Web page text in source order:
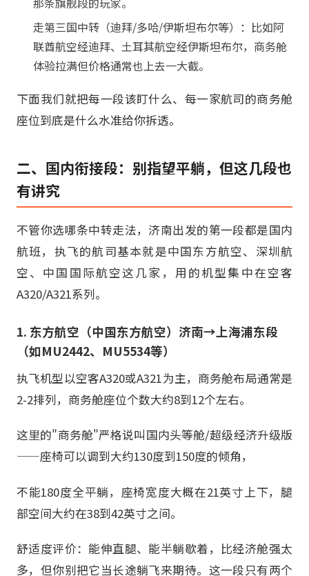
走第三国中转（迪拜/多哈/伊斯坦布尔等）：比如阿
联酋航空经迪拜、土耳其航空经伊斯坦布尔，商务舱
体验拉满但价格通常也上去一大截。
下面我们就把每一段该盯什么、每一家航司的商务舱
座位到底是什么水准给你拆透。
二、国内衔接段：别指望平躺，但这几段也
有讲究
不管你选哪条中转走法，济南出发的第一段都是国内
航班，执飞的航司基本就是中国东方航空、深圳航
空、中国国际航空这几家，用的机型集中在空客
A320/A321系列。
1. 东方航空（中国东方航空）济南→上海浦东段
（如MU2442、MU5534等）
执飞机型以空客A320或A321为主，商务舱布局通常是
2-2排列，商务舱座位个数大约8到12个左右。
这里的"商务舱"严格说叫国内头等舱/超级经济升级版
——座椅可以调到大约130度到150度的倾角，
不能180度全平躺，座椅宽度大概在21英寸上下，腿
部空间大约在38到42英寸之间。
舒适度评价：能伸直腿、能半躺歇着，比经济舱强太
多，但你别把它当长途躺飞来期待。这一段只有两个